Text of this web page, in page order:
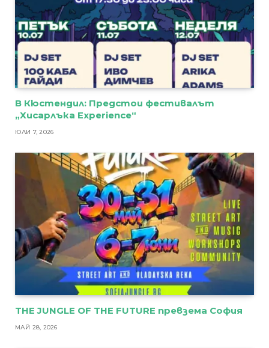
В Кюстендил: Предстои фестивалът
„Хисарлъка Experience“
ЮЛИ 7, 2026
THE JUNGLE OF THE FUTURE превзема София
МАЙ 28, 2026